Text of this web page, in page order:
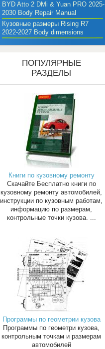
BYD Atto 2 DMi & Yuan PRO 2025-
2030 Body Repair Manual
Кузовные размеры Rising R7
2022-2027 Body dimensions
ПОПУЛЯРНЫЕ
РАЗДЕЛЫ
Книги по кузовному ремонту
Скачайте Бесплатно книги по
кузовному ремонту автомобилей,
инструкции по кузовным работам,
информацию по размерам,
контрольные точки кузова. ...
Программы по геометрии кузова
Программы по геометри кузова,
контрольным точкам и размерам
автомобилей